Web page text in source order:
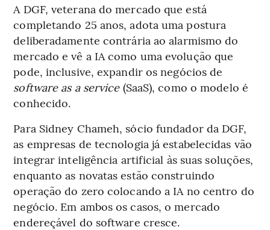
A DGF, veterana do mercado que está
completando 25 anos, adota uma postura
deliberadamente contrária ao alarmismo do
mercado e vê a IA como uma evolução que
pode, inclusive, expandir os negócios de
software as a service(SaaS), como o modelo é
conhecido.
Para Sidney Chameh, sócio fundador da DGF,
as empresas de tecnologia já estabelecidas vão
integrar inteligência artificial às suas soluções,
enquanto as novatas estão construindo
operação do zero colocando a IA no centro do
negócio. Em ambos os casos, o mercado
endereçável do software cresce.